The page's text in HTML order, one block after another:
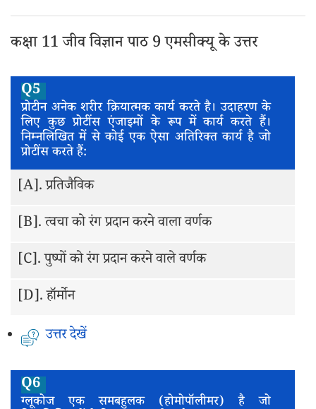
कक्षा 11 जीव विज्ञान पाठ 9 एमसीक्यू के उत्तर
Q5
प्रोटीन अनेक शरीर क्रियात्मक कार्य करते है। उदाहरण के
लिए कुछ प्रोटींस एंजाइमों के रूप में कार्य करते हैं।
निम्नलिखित में से कोई एक ऐसा अतिरिक्त कार्य है जो
प्रोटींस करते हैं:
[A].प्रतिजैविक
[B].त्वचा को रंग प्रदान करने वाला वर्णक
[C].पुष्पों को रंग प्रदान करने वाले वर्णक
[D].हॉर्मोन
उत्तर देखें
Q6
ग्लूकोज एक समबहुलक (होमोपॉलीमर) है जो